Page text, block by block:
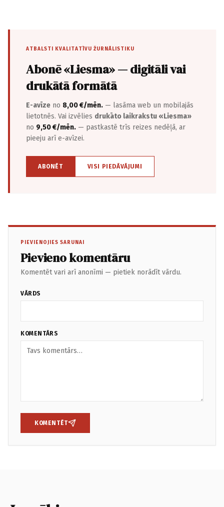
ATBALSTI KVALITATĪVU ŽURNĀLISTIKU
Abonē «Liesma» — digitāli vai
drukātā formātā
E-avīze no 8,00 €/mēn. — lasāma web un mobilajās
lietotnēs. Vai izvēlies drukāto laikrakstu «Liesma»
no 9,50 €/mēn. — pastkastē trīs reizes nedēļā, ar
pieeju arī e-avīzei.
ABONĒT VISI PIEDĀVĀJUMI
PIEVIENOJIES SARUNAI
Pievieno komentāru
Komentēt vari arī anonīmi — pietiek norādīt vārdu.
VĀRDS
KOMENTĀRS
KOMENTĒT